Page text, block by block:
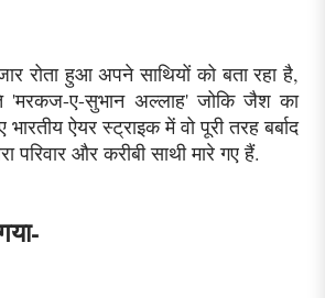
रोता हुआ अपने साथियों को बता रहा है,
'मरकज-ए-सुभान अल्लाह' जोकि जैश का
भारतीय ऐयर स्ट्राइक में वो पूरी तरह बर्बाद
परिवार और करीबी साथी मारे गए हैं.